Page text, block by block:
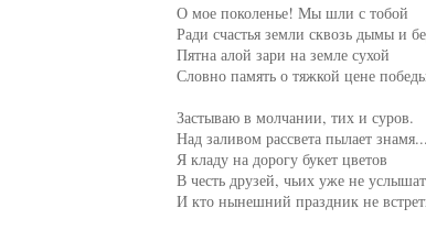
О мое поколенье! Мы шли с тобой
Ради счастья земли сквозь дымы и
Пятна алой зари на земле сухой
Словно память о тяжкой цене
Застываю в молчании, тих и суров.
Над заливом рассвета пылает знамя...
Я кладу на дорогу букет цветов
В честь друзей, чьих уже не
И кто нынешний праздник не